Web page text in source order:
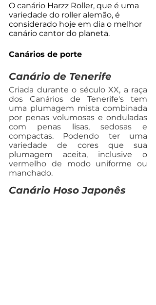
O canário Harzz Roller, que é uma
variedade do roller alemão, é
considerado hoje em dia o melhor
canário cantor do planeta.
Canários de porte
Canário de Tenerife
Criada durante o século XX, a raça
dos Canários de Tenerife's tem
uma plumagem mista combinada
por penas volumosas e onduladas
com penas lisas, sedosas e
compactas. Podendo ter uma
variedade de cores que sua
plumagem aceita, inclusive o
vermelho de modo uniforme ou
manchado.
Canário Hoso Japonês